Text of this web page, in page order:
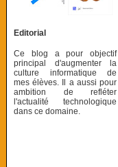
Editorial
Ce blog a pour objectif
principal d'augmenter la
culture informatique de
mes élèves. Il a aussi pour
ambition de refléter
l'actualité technologique
dans ce domaine.